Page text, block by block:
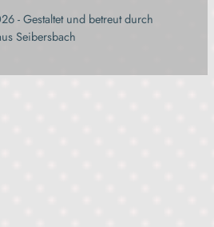
- Gestaltet und betreut durch
Seibersbach